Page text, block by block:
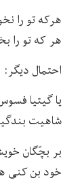
هرکه تو را
هر که تو را
احتمال دیگر:
یا گیتیا
شاهیت
بر بچّگان
خود بن کنی